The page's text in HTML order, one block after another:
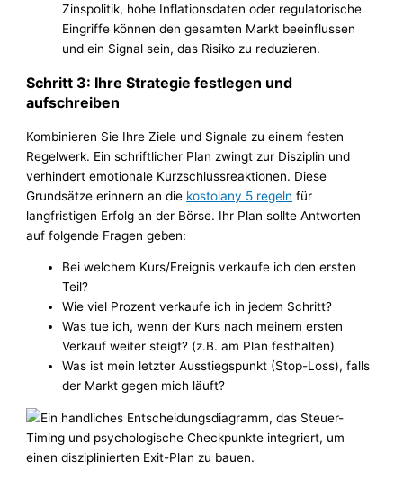
Zinspolitik, hohe Inflationsdaten oder regulatorische
Eingriffe können den gesamten Markt beeinflussen
und ein Signal sein, das Risiko zu reduzieren.
Schritt 3: Ihre Strategie festlegen und
aufschreiben
Kombinieren Sie Ihre Ziele und Signale zu einem festen
Regelwerk. Ein schriftlicher Plan zwingt zur Disziplin und
verhindert emotionale Kurzschlussreaktionen. Diese
Grundsätze erinnern an die kostolany 5 regeln für
langfristigen Erfolg an der Börse. Ihr Plan sollte Antworten
auf folgende Fragen geben:
Bei welchem Kurs/Ereignis verkaufe ich den ersten
Teil?
Wie viel Prozent verkaufe ich in jedem Schritt?
Was tue ich, wenn der Kurs nach meinem ersten
Verkauf weiter steigt? (z.B. am Plan festhalten)
Was ist mein letzter Ausstiegspunkt (Stop-Loss), falls
der Markt gegen mich läuft?